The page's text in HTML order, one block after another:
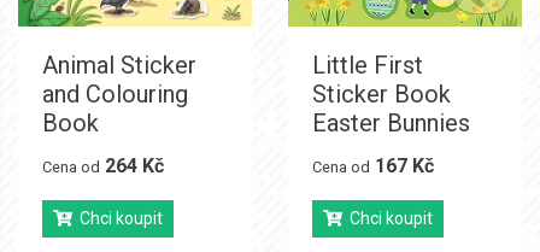
Animal Sticker
and Colouring
Book
Cena od 264 Kč
Chci koupit
Little First
Sticker Book
Easter Bunnies
Cena od 167 Kč
Chci koupit